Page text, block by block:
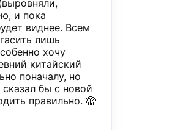
и пока
виднее. Всем
лишь
хочу
китайский
поначалу, но
бы с новой
правильно. 🫣